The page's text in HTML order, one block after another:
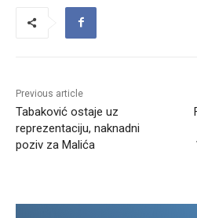
Previous article
Tabaković ostaje uz
reprezentaciju, naknadni
poziv za Malića